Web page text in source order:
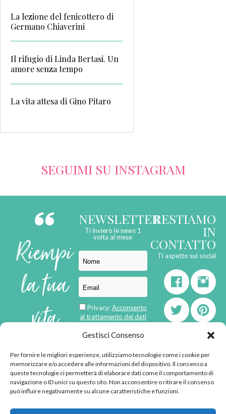
Gestisci Consenso
Per fornire le migliori esperienze, utilizziamo tecnologie come i cookie per
memorizzare e/o accedere alle informazioni del dispositivo. Il consenso a
queste tecnologie ci permetterà di elaborare dati come il comportamento di
navigazione o ID unici su questo sito. Non acconsentire o ritirare il consenso
può influire negativamente su alcune caratteristiche e funzioni.
La lezione del fenicottero di
Germano Chiaverini
Il rifugio di Linda Bertasi. Un
amore senza tempo
La vita attesa di Gino Pitaro
SEGUIMI SU INSTAGRAM
Riempi
la tua
vita
di
emozioni
NEWSLETTER
Ti invierò le news 1
volta al mese
Privacy:Acconsento
al trattamento dei dati
RESTIAMO
IN
CONTATTO
Ti aspetto sui social
born inMaMaStudiOs